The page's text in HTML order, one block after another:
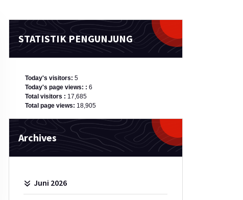
STATISTIK PENGUNJUNG
Today's visitors: 5
Today's page views: : 6
Total visitors : 17,685
Total page views: 18,905
Archives
Juni 2026